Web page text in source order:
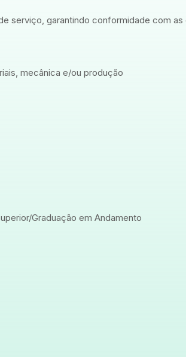
serviço, garantindo conformidade com as
mecânica e/ou produção
Graduação em Andamento